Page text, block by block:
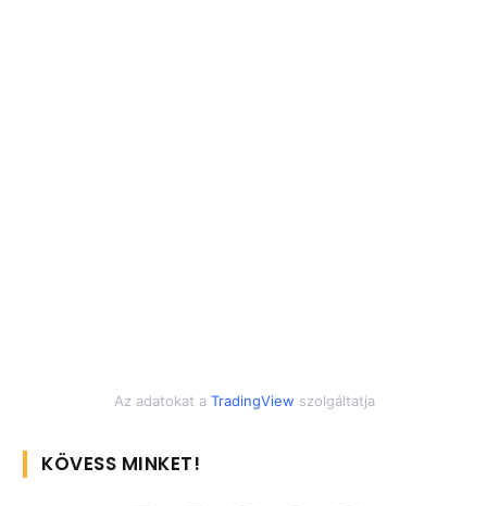
Az adatokat a TradingView szolgáltatja
KÖVESS MINKET!